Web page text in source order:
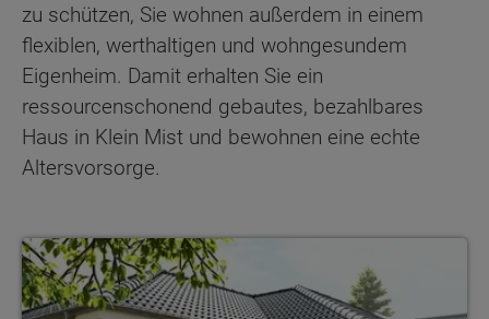
zu schützen, Sie wohnen außerdem in einem
flexiblen, werthaltigen und wohngesundem
Eigenheim. Damit erhalten Sie ein
ressourcenschonend gebautes, bezahlbares
Haus in Klein Mist und bewohnen eine echte
Altersvorsorge.
Bungalows